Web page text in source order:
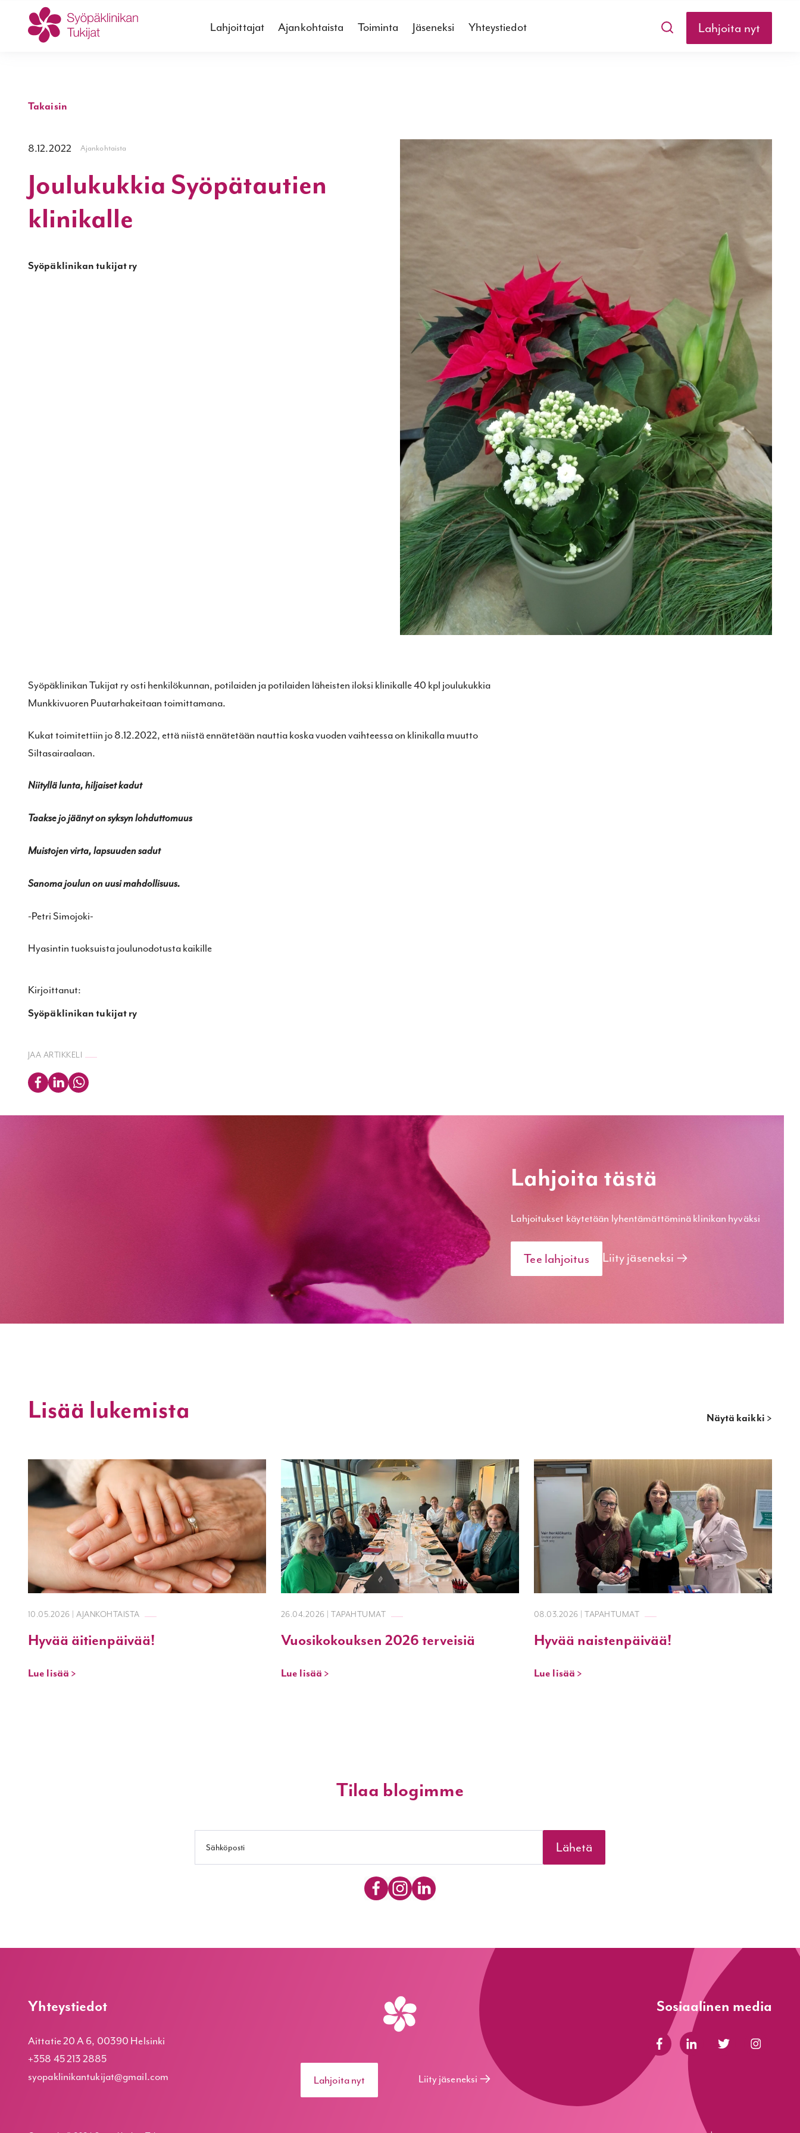
Lahjoittajat Ajankohtaista Toiminta Jäseneksi Yhteystiedot Lahjoita nyt
Takaisin
8.12.2022 Ajankohtaista
Joulukukkia Syöpätautien
klinikalle
Syöpäklinikan tukijat ry
Syöpäklinikan Tukijat ry osti henkilökunnan, potilaiden ja potilaiden läheisten iloksi klinikalle 40 kpl joulukukkia
Munkkivuoren Puutarhakeitaan toimittamana.
Kukat toimitettiin jo 8.12.2022, että niistä ennätetään nauttia koska vuoden vaihteessa on klinikalla muutto
Siltasairaalaan.
Niityllä lunta, hiljaiset kadut
Taakse jo jäänyt on syksyn lohduttomuus
Muistojen virta, lapsuuden sadut
Sanoma joulun on uusi mahdollisuus.
-Petri Simojoki-
Hyasintin tuoksuista joulunodotusta kaikille
Kirjoittanut:
Syöpäklinikan tukijat ry
JAA ARTIKKELI
Lahjoita tästä
Lahjoitukset käytetään lyhentämät­töminä klinikan hyväksi
Tee lahjoitus Liity jäseneksi
Lisää lukemista Näytä kaikki >
10.05.2026 | AJANKOHTAISTA
Hyvää äitienpäivää!
Lue lisää >
26.04.2026 | TAPAHTUMAT
Vuosikokouksen 2026 terveisiä
Lue lisää >
08.03.2026 | TAPAHTUMAT
Hyvää naistenpäivää!
Lue lisää >
Tilaa blogimme
Yhteystiedot
Aittatie 20 A 6, 00390 Helsinki
+358 45 213 2885
syopaklinikantukijat@gmail.com
Lahjoita nyt Liity jäseneksi
Sosiaalinen media